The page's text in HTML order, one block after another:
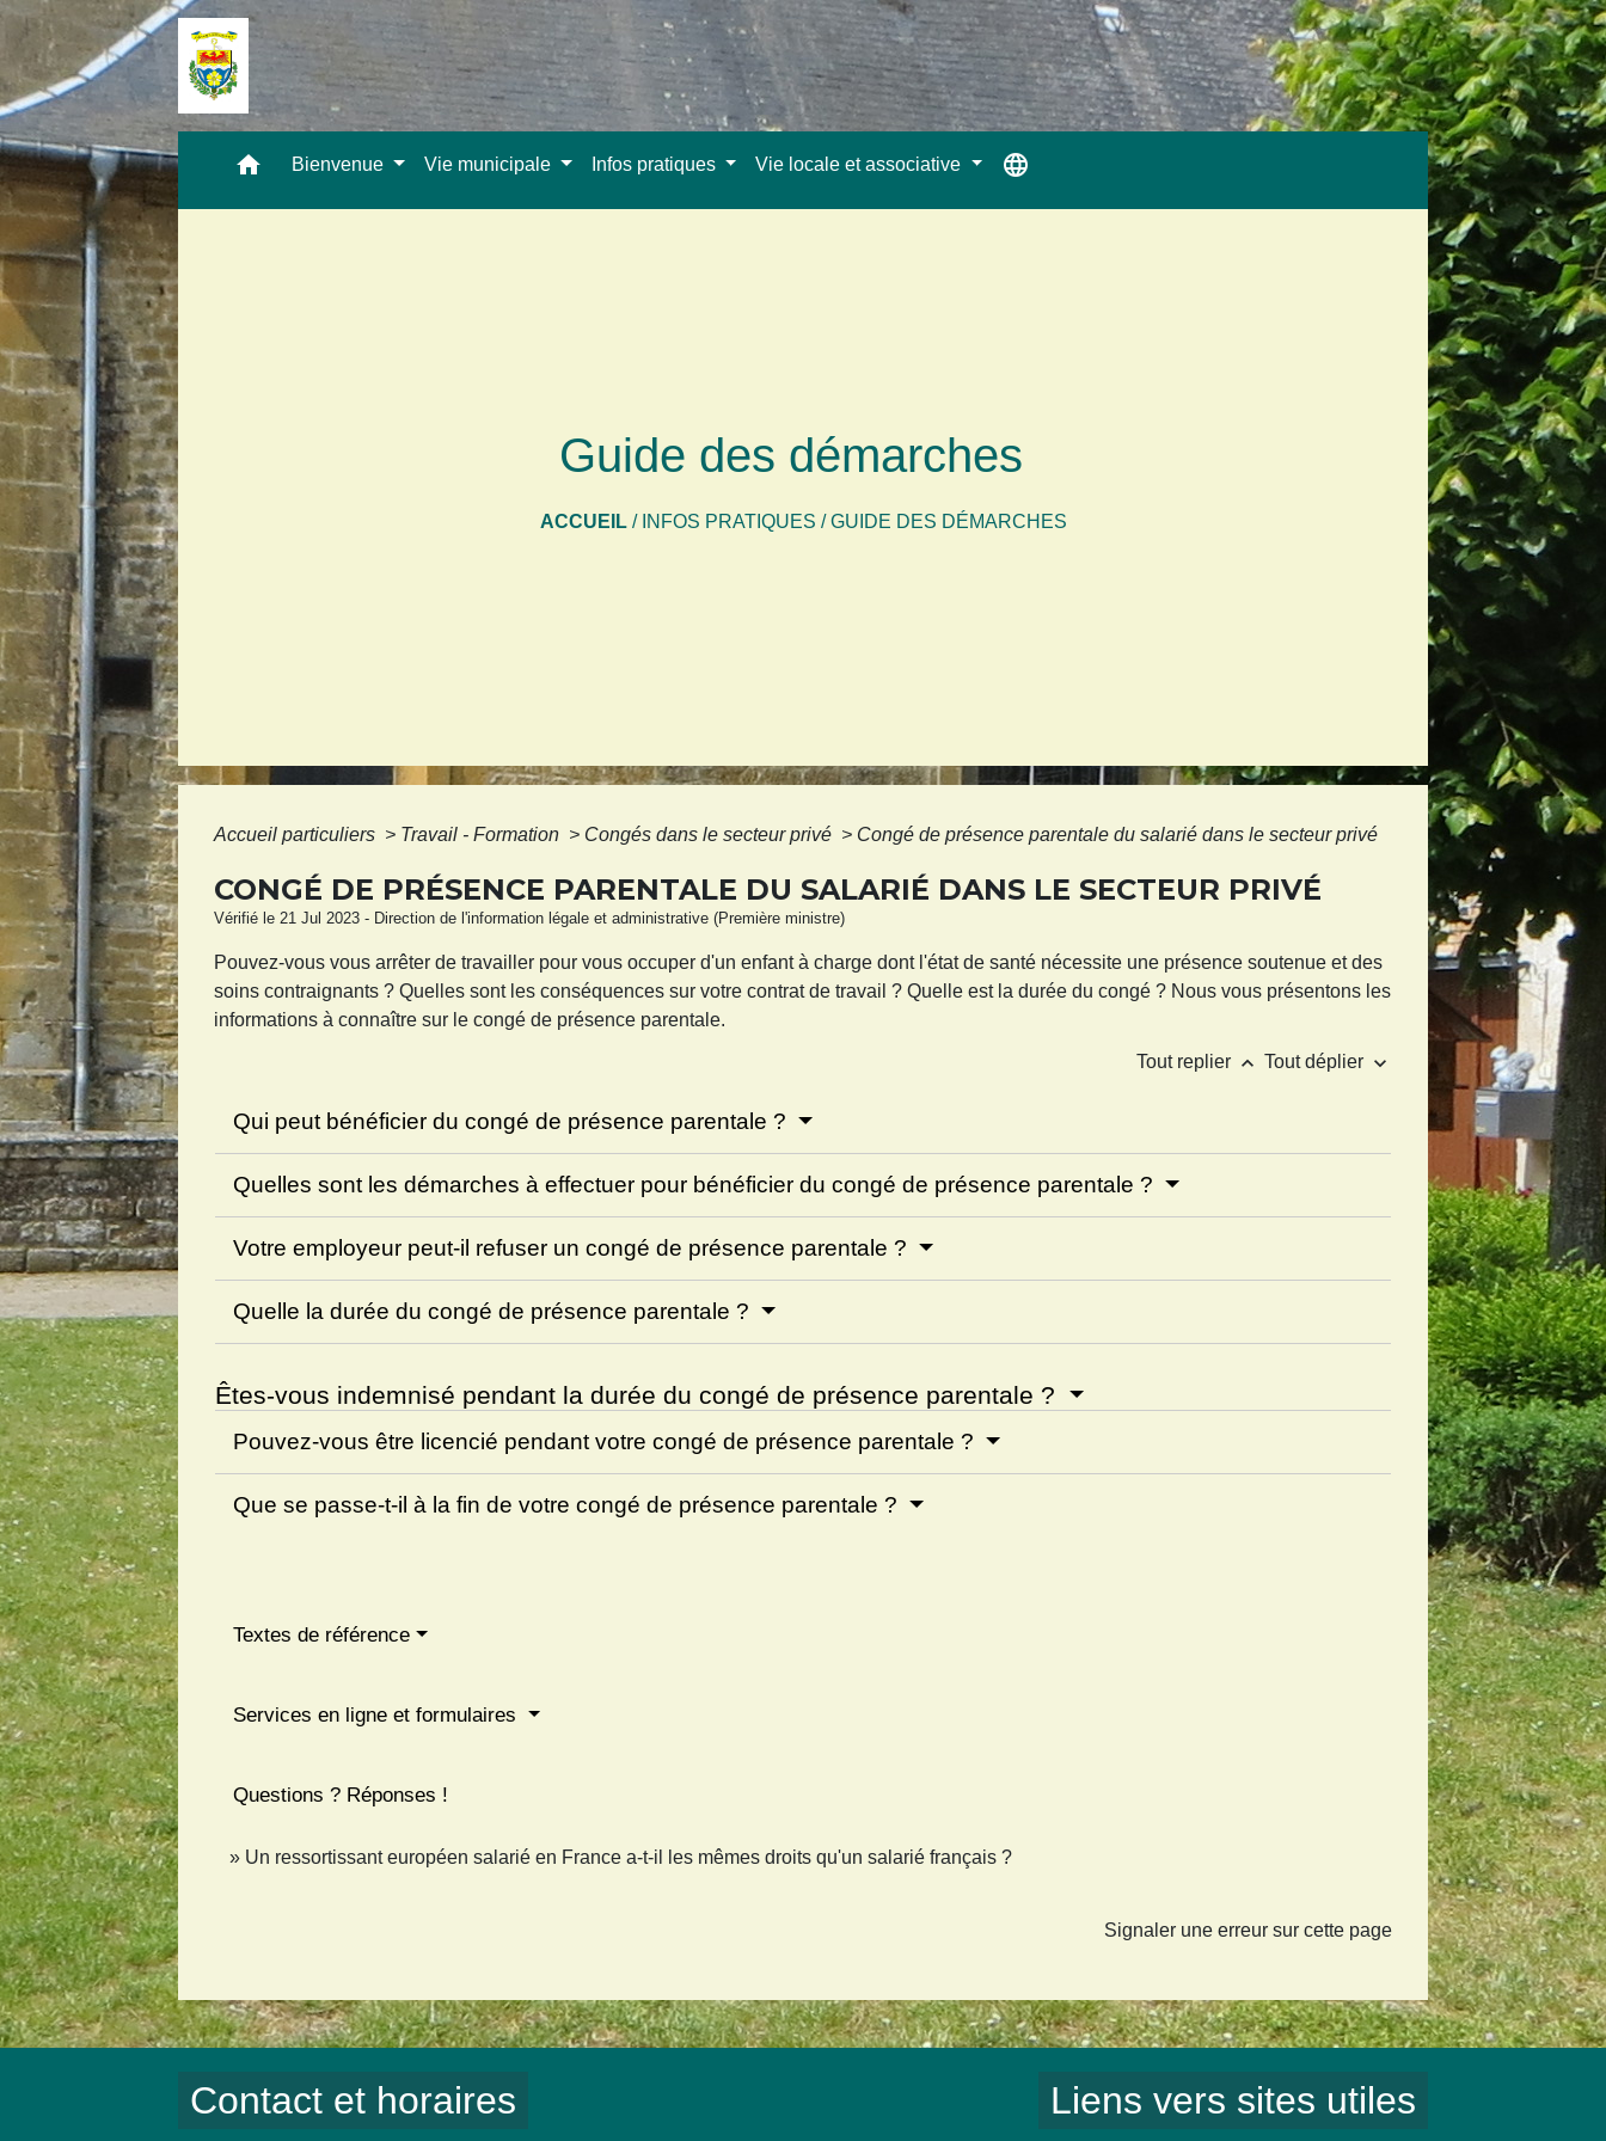
home Bienvenue Vie municipale Infos pratiques Vie locale et associative language
Guide des démarches
ACCUEIL/ INFOS PRATIQUES /GUIDE DES DÉMARCHES
Accueil particuliers > Travail - Formation > Congés dans le secteur privé > Congé de présence parentale du salarié dans le secteur privé
CONGÉ DE PRÉSENCE PARENTALE DU SALARIÉ DANS LE SECTEUR PRIVÉ
Vérifié le 21 Jul 2023 - Direction de l'information légale et administrative (Première ministre)
Pouvez-vous vous arrêter de travailler pour vous occuper d'un enfant à charge dont l'état de santé nécessite une présence soutenue et des
soins contraignants ? Quelles sont les conséquences sur votre contrat de travail ? Quelle est la durée du congé ? Nous vous présentons les
informations à connaître sur le congé de présence parentale.
Tout replier keyboard_arrow_up Tout déplier keyboard_arrow_down
Qui peut bénéficier du congé de présence parentale ?
Quelles sont les démarches à effectuer pour bénéficier du congé de présence parentale ?
Votre employeur peut-il refuser un congé de présence parentale ?
Quelle la durée du congé de présence parentale ?
Êtes-vous indemnisé pendant la durée du congé de présence parentale ?
Pouvez-vous être licencié pendant votre congé de présence parentale ?
Que se passe-t-il à la fin de votre congé de présence parentale ?
Textes de référence
Services en ligne et formulaires
Questions ? Réponses !
Un ressortissant européen salarié en France a-t-il les mêmes droits qu'un salarié français ?
Signaler une erreur sur cette page
Contact et horaires Liens vers sites utiles